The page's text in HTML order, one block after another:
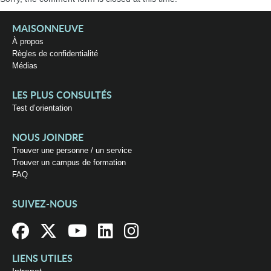
MAISONNEUVE
À propos
Règles de confidentialité
Médias
LES PLUS CONSULTÉS
Test d’orientation
NOUS JOINDRE
Trouver une personne / un service
Trouver un campus de formation
FAQ
SUIVEZ-NOUS
LIENS UTILES